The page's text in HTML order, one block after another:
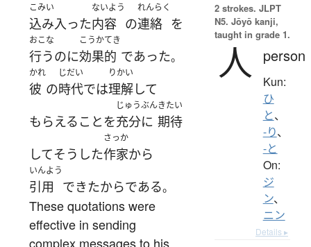
こみい
込み入った
ないよう
内容 の
れんらく
連絡 を
おこな
行うのに
こうかてき
効果的 であった。
かれ
彼 の
じだい
時代では
りかい
理解して
もらえる ことを
じゅうぶん
充分に
きたい
期待
してそうした
さっか
作家から
いんよう
引用 できたからである。
These quotations were
effective in sending
complex messages to his
2 strokes. JLPT
N5. Jōyō kanji,
taught in grade 1.
人 person
Kun:
ひ
と、
-り、
-と
On:
ジ
ン、
ニン
Details ▸